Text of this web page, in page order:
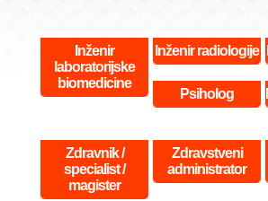
Inženir
laboratorijske
biomedicine
Inženir radiologije
Psiholog
Zdravnik /
specialist /
magister
Zdravstveni
administrator